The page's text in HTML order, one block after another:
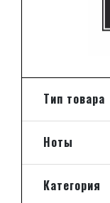
Тип товара
Ноты
Категория